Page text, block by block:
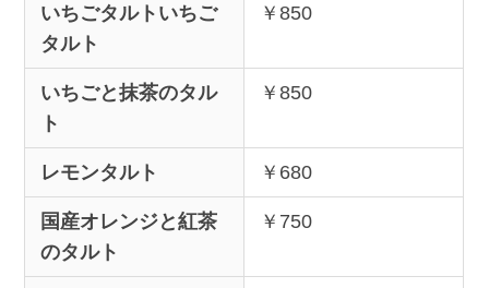
いちごタルトいちご
タルト
￥850
いちごと抹茶のタル
ト
￥850
レモンタルト ￥680
国産オレンジと紅茶
のタルト
￥750